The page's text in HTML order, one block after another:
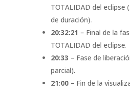
TOTALIDAD del eclipse
de duración).
20:32:21 – Final de la
TOTALIDAD del eclipse.
20:33 – Fase de
parcial).
21:00– Fin de la